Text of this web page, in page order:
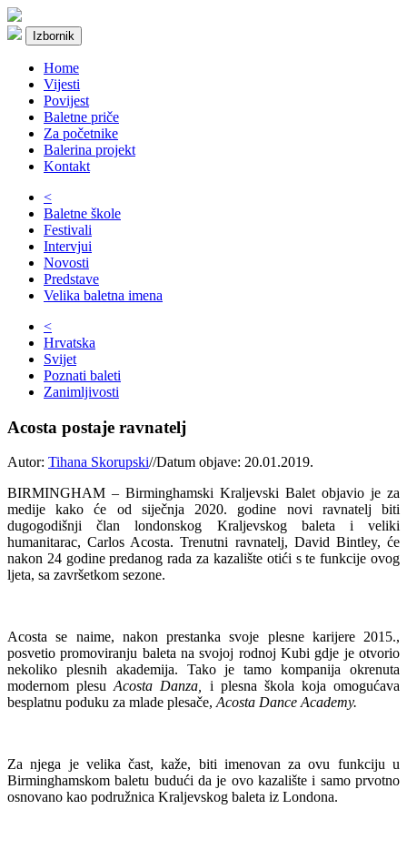
Izbornik
Home
Vijesti
Povijest
Baletne priče
Za početnike
Balerina projekt
Kontakt
<
Baletne škole
Festivali
Intervjui
Novosti
Predstave
Velika baletna imena
<
Hrvatska
Svijet
Poznati baleti
Zanimljivosti
Acosta postaje ravnatelj
Autor: Tihana Skorupski//Datum objave: 20.01.2019.
BIRMINGHAM – Birminghamski Kraljevski Balet objavio je za
medije kako će od siječnja 2020. godine novi ravnatelj biti
dugogodišnji član londonskog Kraljevskog baleta i veliki
humanitarac, Carlos Acosta. Trenutni ravnatelj, David Bintley, će
nakon 24 godine predanog rada za kazalište otići s te funkcije ovog
ljeta, sa završetkom sezone.
Acosta se naime, nakon prestanka svoje plesne karijere 2015.,
posvetio promoviranju baleta na svojoj rodnoj Kubi gdje je otvorio
nekoliko plesnih akademija. Tako je tamo kompanija okrenuta
modernom plesuAcosta Danza, i plesna škola koja omogućava
besplatnu poduku za mlade plesače,Acosta Dance Academy.
Za njega je velika čast, kaže, biti imenovan za ovu funkciju u
Birminghamskom baletu budući da je ovo kazalište i samo prvotno
osnovano kao podružnica Kraljevskog baleta iz Londona.